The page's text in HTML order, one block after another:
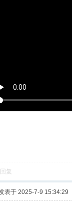
回复
表于 2025-7-9 15:34:29